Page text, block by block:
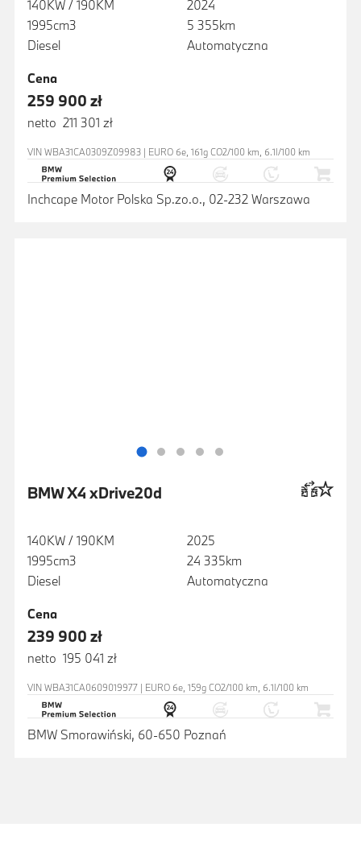
140KW / 190KM
1995cm3
Diesel
2024
5 355km
Automatyczna
Cena
259 900 zł
netto 211 301 zł
VIN WBA31CA0309Z09983 | EURO 6e, 161g CO2/100 km, 6.1l/100 km
Inchcape Motor Polska Sp.zo.o., 02-232 Warszawa
BMW X4 xDrive20d
140KW / 190KM
1995cm3
Diesel
2025
24 335km
Automatyczna
Cena
239 900 zł
netto 195 041 zł
VIN WBA31CA0609019977 | EURO 6e, 159g CO2/100 km, 6.1l/100 km
BMW Smorawiński, 60-650 Poznań